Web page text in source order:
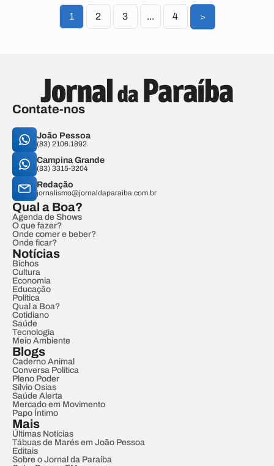
1 2 3 ... 4 >
Contate-nos
João Pessoa
(83) 2106.1892
Campina Grande
(83) 3315-3204
Redação
jornalismo@jornaldaparaiba.com.br
Qual a Boa?
Agenda de Shows
O que fazer?
Onde comer e beber?
Onde ficar?
Notícias
Bichos
Cultura
Economia
Educação
Política
Qual a Boa?
Cotidiano
Saúde
Tecnologia
Meio Ambiente
Blogs
Caderno Animal
Conversa Política
Pleno Poder
Sílvio Osias
Saúde Alerta
Mercado em Movimento
Papo Íntimo
Mais
Últimas Notícias
Tábuas de Marés em João Pessoa
Editais
Sobre o Jornal da Paraíba